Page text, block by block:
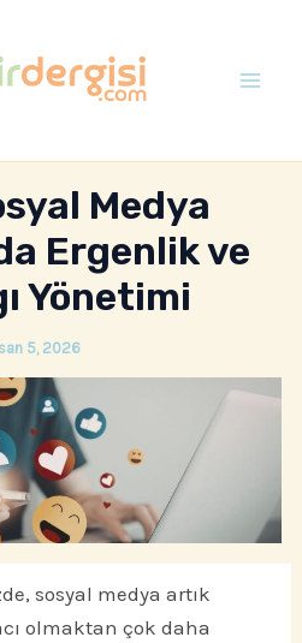
Medya
Ergenlik ve
Yönetimi
5, 2026
sosyal medya artık
olmaktan çok daha